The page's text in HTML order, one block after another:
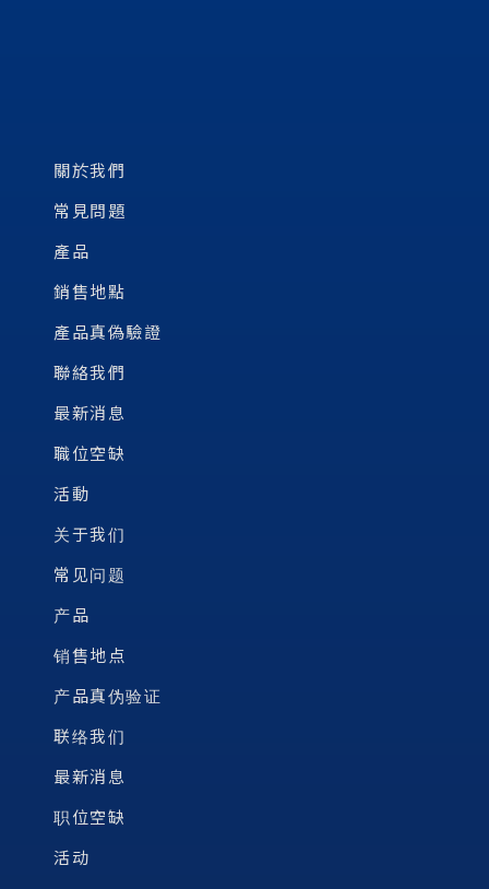
關於我們
常見問題
產品
銷售地點
產品真偽驗證
聯絡我們
最新消息
職位空缺
活動
关于我们
常见问题
产品
销售地点
产品真伪验证
联络我们
最新消息
职位空缺
活动